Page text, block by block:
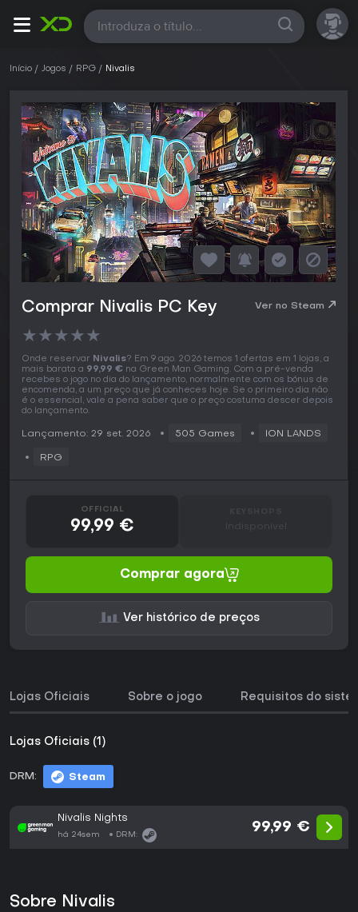
Todas
Início Jogos RPG Nivalis
Comprar Nivalis PC Key Ver no Steam
★★★★★
Onde reservar Nivalis? Em 9 ago. 2026 temos 1 ofertas em 1 lojas, a
mais barata a 99,99 € na Green Man Gaming. Com a pré-venda
recebes o jogo no dia do lançamento, normalmente com os bónus de
encomenda, a um preço que já conheces hoje. Se o primeiro dia não
é o essencial, vale a pena saber que o preço costuma descer depois
do lançamento.
Lançamento: 29 set. 2026 505 Games ION LANDS
RPG
OFFICIAL
99,99 € Indisponível
Comprar agora
Ver histórico de preços
Lojas Oficiais Sobre o jogo Requisitos do
Lojas Oficiais (1)
DRM: Steam
Nivalis Nights
há 24sem DRM:
99,99 €
Sobre Nivalis